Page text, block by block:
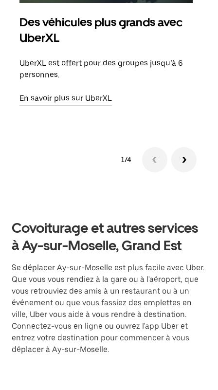
Des véhicules plus grands avec
UberXL
UberXL est offert pour des groupes jusqu’à 6
personnes.
En savoir plus sur UberXL
1/4
Covoiturage et autres services
à Ay-sur-Moselle, Grand Est
Se déplacer Ay-sur-Moselle est plus facile avec Uber.
Que vous vous rendiez à la gare ou à l'aéroport, que
vous retrouviez des amis à un restaurant ou à un
événement ou que vous fassiez des emplettes en
ville, Uber vous aide à vous rendre à destination.
Connectez-vous en ligne ou ouvrez l'app Uber et
entrez votre destination pour commencer à vous
déplacer à Ay-sur-Moselle.